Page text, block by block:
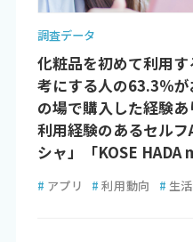
調査データ
化粧品を初めて利用
考にする人の63.3％
の場で購入した経験あ
利用経験のあるセル
シャ」「KOSE HADA
# アプリ # 利用動向 # 生活